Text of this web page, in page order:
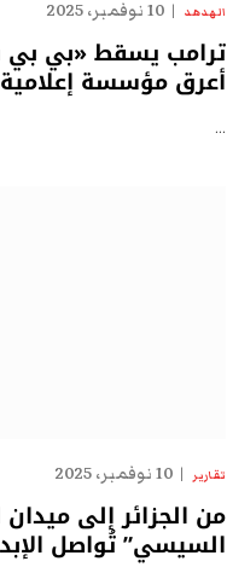
الهدهد 10 نوفمبر، 2025
ترامب يسقط «بي
أعرق مؤسسة
…
تقارير 10 نوفمبر، 2025
من الجزائر إلى ميدان
السيسي” تُواصل